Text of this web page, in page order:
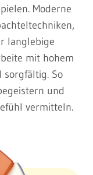
Moderne
langlebige
mit hohem
sorgfältig. So
und
vermitteln.